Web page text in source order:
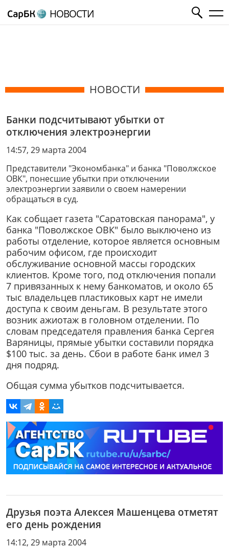
НОВОСТИ
НОВОСТИ
Банки подсчитывают убытки от
отключения электроэнергии
14:57, 29 марта 2004
Представители "Экономбанка" и банка "Поволжское
ОВК", понесшие убытки при отключении
электроэнергии заявили о своем намерении
обращаться в суд.
Как собщает газета "Саратовская панорама", у
банка "Поволжское ОВК" было выключено из
работы отделение, которое является основным
рабочим офисом, где происходит
обслуживание основной массы городских
клиентов. Кроме того, под отключения попали
7 привязанных к нему банкоматов, и около 65
тыс владельцев пластиковых карт не имели
доступа к своим деньгам. В результате этого
возник ажиотаж в головном отделении. По
словам председателя правления банка Сергея
Варяницы, прямые убытки составили порядка
$100 тыс. за день. Сбои в работе банк имел 3
дня подряд.
Общая сумма убытков подсчитывается.
Друзья поэта Алексея Машенцева отметят
его день рождения
14:12, 29 марта 2004